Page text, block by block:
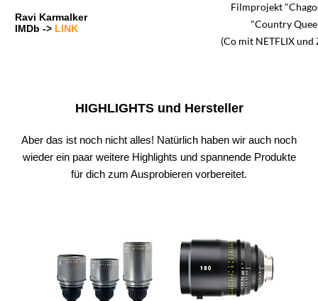
Ravi Karmalker
IMDb -> LINK
Filmprojekt
"Country
(Co mit NETFLIX und
HIGHLIGHTS und Hersteller
Aber das ist noch nicht alles! Natürlich haben wir auch noch
wieder ein paar weitere Highlights und spannende Produkte
für dich zum Ausprobieren vorbereitet.